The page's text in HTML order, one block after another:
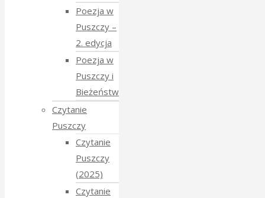
Poezja w
Puszczy –
2. edycja
Poezja w
Puszczy i
Bieżeństwo
Czytanie
Puszczy
Czytanie
Puszczy
(2025)
Czytanie